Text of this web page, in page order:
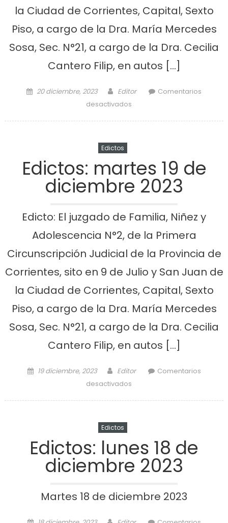
la Ciudad de Corrientes, Capital, Sexto
Piso, a cargo de la Dra. María Mercedes
Sosa, Sec. N°21, a cargo de la Dra. Cecilia
Cantero Filip, en autos […]
Posted on
20 diciembre, 2023 Author
Editor
Comentarios
desactivados
Edictos
Edictos: martes 19 de
diciembre 2023
Edicto: El juzgado de Familia, Niñez y
Adolescencia N°2, de la Primera
Circunscripción Judicial de la Provincia de
Corrientes, sito en 9 de Julio y San Juan de
la Ciudad de Corrientes, Capital, Sexto
Piso, a cargo de la Dra. María Mercedes
Sosa, Sec. N°21, a cargo de la Dra. Cecilia
Cantero Filip, en autos […]
Posted on
19 diciembre, 2023 Author
Editor
Comentarios
desactivados
Edictos
Edictos: lunes 18 de
diciembre 2023
Martes 18 de diciembre 2023